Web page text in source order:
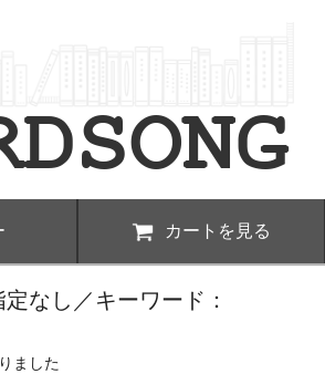
カートを見る
なし／キーワード：
ました